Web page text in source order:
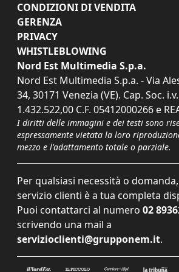
CONDIZIONI DI VENDITA
GERENZA
PRIVACY
WHISTLEBLOWING
Nord Est Multimedia S.p.a.
Nord Est Multimedia S.p.a. - Via
34, 30171 Venezia (VE). Cap. Soc.
1.432.522,00 C.F. 05412000266 e
I diritti delle immagini e dei testi sono
espressamente vietata la loro
mezzo e l'adattamento totale o parziale.
Per qualsiasi necessità o
servizio clienti è a tua completa
Puoi contattarci al numero 02
scrivendo una mail a
servizioclienti@grupponem.it.